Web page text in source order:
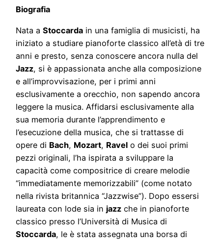
Biografia
Nata a Stoccarda in una famiglia di musicisti, ha
iniziato a studiare pianoforte classico all’età di tre
anni e presto, senza conoscere ancora nulla del
Jazz, si è appassionata anche alla composizione
e all’improvvisazione, per i primi anni
esclusivamente a orecchio, non sapendo ancora
leggere la musica. Affidarsi esclusivamente alla
sua memoria durante l’apprendimento e
l’esecuzione della musica, che si trattasse di
opere di Bach, Mozart, Ravel o dei suoi primi
pezzi originali, l’ha ispirata a sviluppare la
capacità come compositrice di creare melodie
“immediatamente memorizzabili” (come notato
nella rivista britannica “Jazzwise”). Dopo essersi
laureata con lode sia in jazz che in pianoforte
classico presso l’Università di Musica di
Stoccarda, le è stata assegnata una borsa di